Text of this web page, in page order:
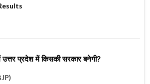
प्रदेश में किसकी सरकार बनेगी?